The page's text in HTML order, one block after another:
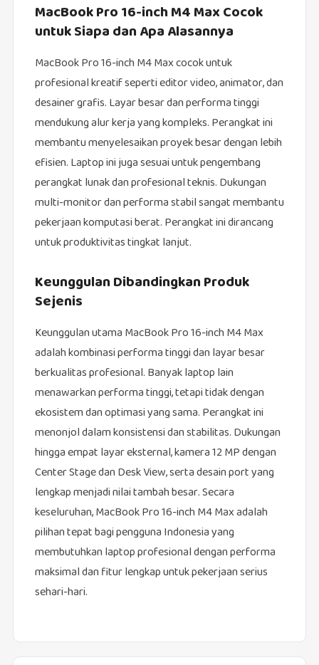
MacBook Pro 16-inch M4 Max Cocok
untuk Siapa dan Apa Alasannya
MacBook Pro 16-inch M4 Max cocok untuk
profesional kreatif seperti editor video, animator, dan
desainer grafis. Layar besar dan performa tinggi
mendukung alur kerja yang kompleks. Perangkat ini
membantu menyelesaikan proyek besar dengan lebih
efisien. Laptop ini juga sesuai untuk pengembang
perangkat lunak dan profesional teknis. Dukungan
multi-monitor dan performa stabil sangat membantu
pekerjaan komputasi berat. Perangkat ini dirancang
untuk produktivitas tingkat lanjut.
Keunggulan Dibandingkan Produk
Sejenis
Keunggulan utama MacBook Pro 16-inch M4 Max
adalah kombinasi performa tinggi dan layar besar
berkualitas profesional. Banyak laptop lain
menawarkan performa tinggi, tetapi tidak dengan
ekosistem dan optimasi yang sama. Perangkat ini
menonjol dalam konsistensi dan stabilitas. Dukungan
hingga empat layar eksternal, kamera 12 MP dengan
Center Stage dan Desk View, serta desain port yang
lengkap menjadi nilai tambah besar. Secara
keseluruhan, MacBook Pro 16-inch M4 Max adalah
pilihan tepat bagi pengguna Indonesia yang
membutuhkan laptop profesional dengan performa
maksimal dan fitur lengkap untuk pekerjaan serius
sehari-hari.